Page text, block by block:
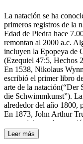
La natación se ha
primeros registros de la
Edad de Piedra hace
remontan al 2000 a.c.
incluyen la Epopeya de
(Ezequiel 47:5, Hechos
En 1538, Nikolaus
escribió el primer libro
arte de la natación(“Der
die Schwimmkunst”).
alrededor del año 1800,
En 1873, John Arthur
competiciones de
crol utilizado por los
británica para las
Leer más